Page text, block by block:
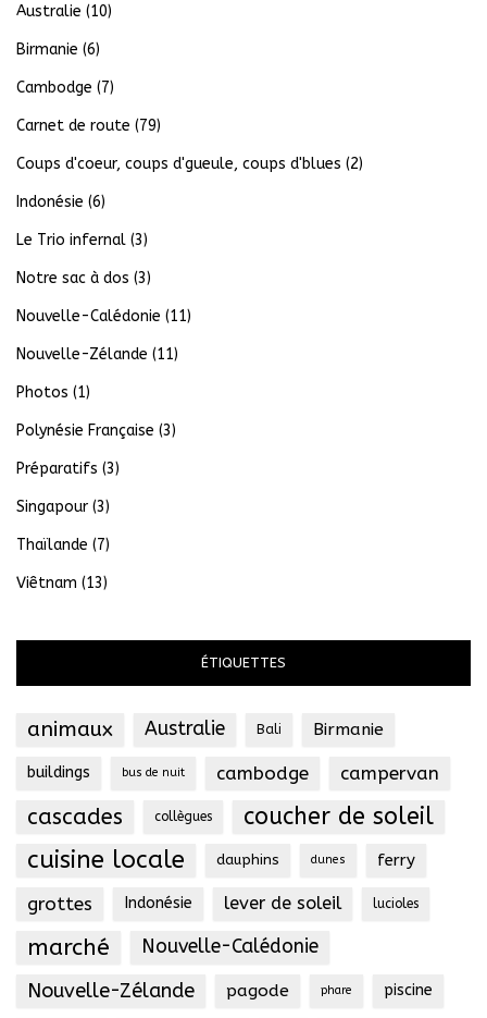
Australie (10)
Birmanie (6)
Cambodge (7)
Carnet de route (79)
Coups d'coeur, coups d'gueule, coups d'blues (2)
Indonésie (6)
Le Trio infernal (3)
Notre sac à dos (3)
Nouvelle-Calédonie (11)
Nouvelle-Zélande (11)
Photos (1)
Polynésie Française (3)
Préparatifs (3)
Singapour (3)
Thaïlande (7)
Viêtnam (13)
ÉTIQUETTES
animaux Australie Bali Birmanie
buildings bus de nuit cambodge campervan
cascades collègues coucher de soleil
cuisine locale dauphins dunes ferry
grottes Indonésie lever de soleil lucioles
marché Nouvelle-Calédonie
Nouvelle-Zélande pagode phare piscine